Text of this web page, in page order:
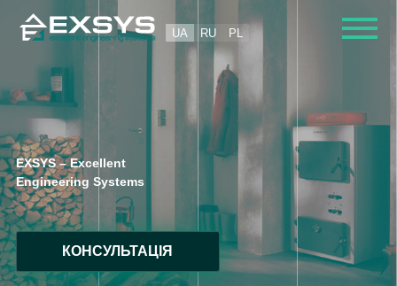
UA RU PL
EXSYS – Excellent
Engineering Systems
КОНСУЛЬТАЦІЯ